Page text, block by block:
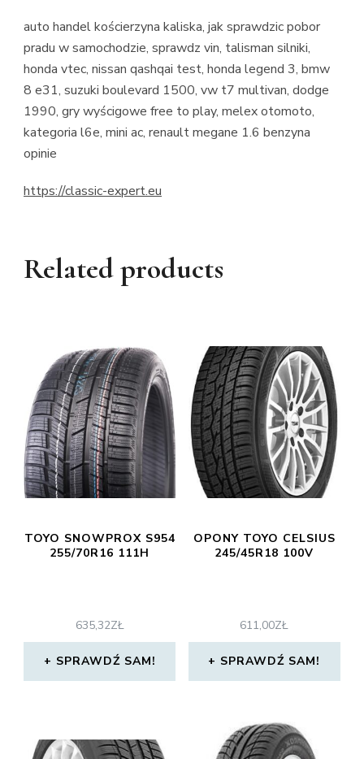
auto handel kościerzyna kaliska, jak sprawdzic pobor
pradu w samochodzie, sprawdz vin, talisman silniki,
honda vtec, nissan qashqai test, honda legend 3, bmw
8 e31, suzuki boulevard 1500, vw t7 multivan, dodge
1990, gry wyścigowe free to play, melex otomoto,
kategoria l6e, mini ac, renault megane 1.6 benzyna
opinie
https://classic-expert.eu
Related products
TOYO SNOWPROX S954
255/70R16 111H
635,32ZŁ
SPRAWDŹ SAM!
OPONY TOYO CELSIUS
245/45R18 100V
611,00ZŁ
SPRAWDŹ SAM!